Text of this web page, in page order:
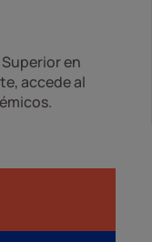
en
accede al